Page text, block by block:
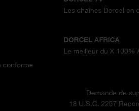
conforme
Les chaînes Dorcel en
DORCEL AFRICA
Le meilleur du X 100%
Demande de
18 U.S.C. 2257